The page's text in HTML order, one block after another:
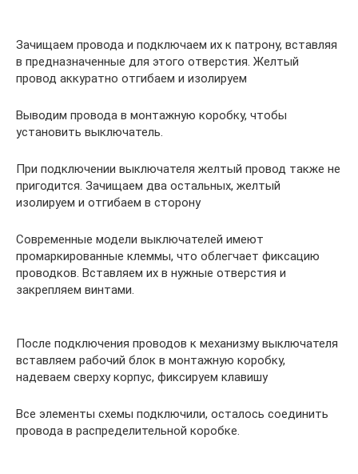
Зачищаем провода и подключаем их к патрону, вставляя
в предназначенные для этого отверстия. Желтый
провод аккуратно отгибаем и изолируем
Выводим провода в монтажную коробку, чтобы
установить выключатель.
При подключении выключателя желтый провод также не
пригодится. Зачищаем два остальных, желтый
изолируем и отгибаем в сторону
Современные модели выключателей имеют
промаркированные клеммы, что облегчает фиксацию
проводков. Вставляем их в нужные отверстия и
закрепляем винтами.
После подключения проводов к механизму выключателя
вставляем рабочий блок в монтажную коробку,
надеваем сверху корпус, фиксируем клавишу
Все элементы схемы подключили, осталось соединить
провода в распределительной коробке.